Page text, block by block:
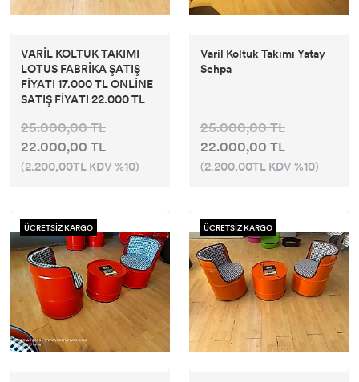
VARİL KOLTUK TAKIMI
LOTUS FABRİKA ŞATIŞ
FİYATI 17.000 TL ONLİNE
SATIŞ FİYATI 22.000 TL
25.000,00 TL
22.000,00 TL
(2.200,00TL KDV %10)
Varil Koltuk Takımı Yatay
Sehpa
25.000,00 TL
22.000,00 TL
(2.200,00TL KDV %10)
ÜCRETSİZ KARGO ÜCRETSİZ KARGO